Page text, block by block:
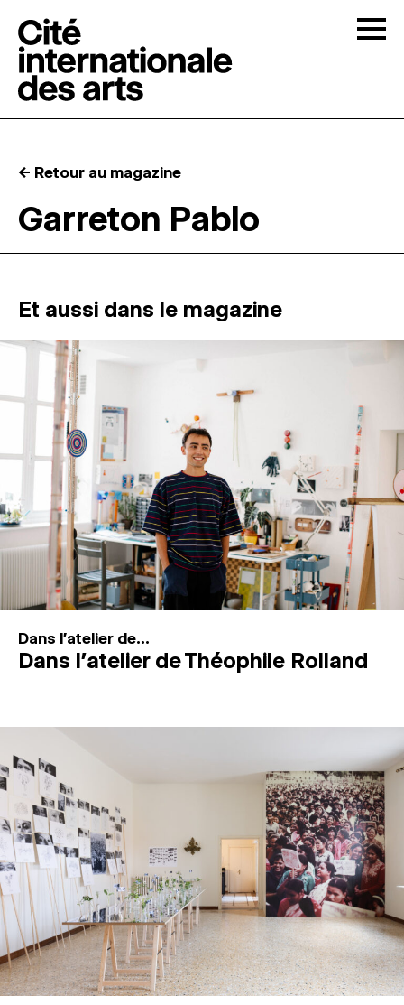
RÉSIDENCES ↓
ATELIERS OUVERTS
PROGRAMMATION
MAGAZINE
ESPACES DE PRATIQUE ARTISTIQUE ↓
Recherche
Connexion
← Retour au magazine
Garreton Pablo
Et aussi dans le magazine
Dans l'atelier de...
Dans l’atelier de Théophile Rolland